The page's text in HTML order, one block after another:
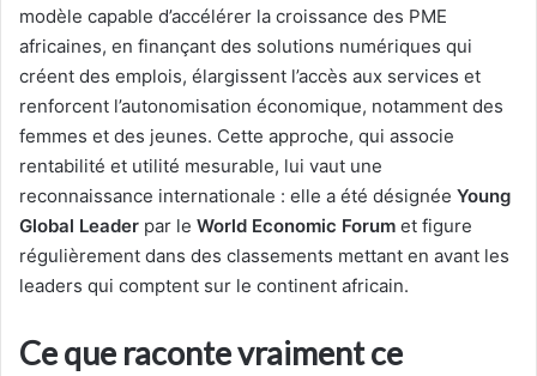
modèle capable d’accélérer la croissance des PME
africaines, en finançant des solutions numériques qui
créent des emplois, élargissent l’accès aux services et
renforcent l’autonomisation économique, notamment des
femmes et des jeunes. Cette approche, qui associe
rentabilité et utilité mesurable, lui vaut une
reconnaissance internationale : elle a été désignée Young
Global Leader par le World Economic Forum et figure
régulièrement dans des classements mettant en avant les
leaders qui comptent sur le continent africain.
Ce que raconte vraiment ce